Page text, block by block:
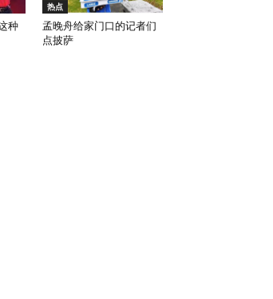
种
热点
孟晚舟给家门口的记者们
点披萨